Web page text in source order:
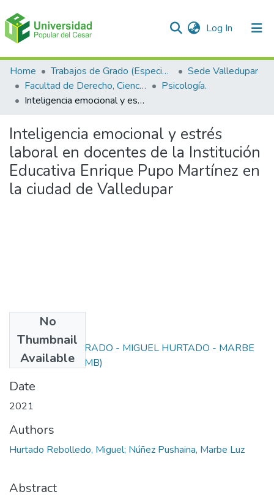
Log In (current)
Communities & Collections
All of DSpace
Home Trabajos de Grado (Especializaciones y Pregrados)
Sede Valledupar
Facultad de Derecho, Ciencias Políticas y Sociales.
Psicología.
Inteligencia emocional y estrés laboral en docentes de la Institución Educativa Enrique Pupo Martínez en la ciudad de Valledupar
Inteligencia emocional y estrés
laboral en docentes de la Institución
Educativa Enrique Pupo Martínez en
la ciudad de Valledupar
No
Thumbnail
Available
PROYECTO DE GRADO - MIGUEL HURTADO - MARBE
NÚÑEZ.pdf(1.26 MB)
Date
2021
Authors
Hurtado Rebolledo, Miguel; Núñez Pushaina, Marbe Luz
Abstract